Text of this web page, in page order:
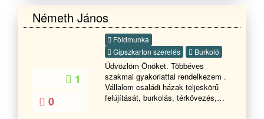
Németh János
1
0
Földmunka
Gipszkarton szerelés
Burkoló
Üdvözlöm Önöket. Többéves
szakmai gyakorlattal rendelkezem .
Vállalom családi házak teljeskörű
felújítását, burkolás, térkövezés,